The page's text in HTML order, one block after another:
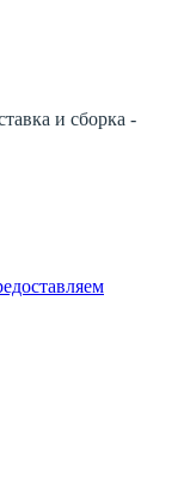
и сборка -